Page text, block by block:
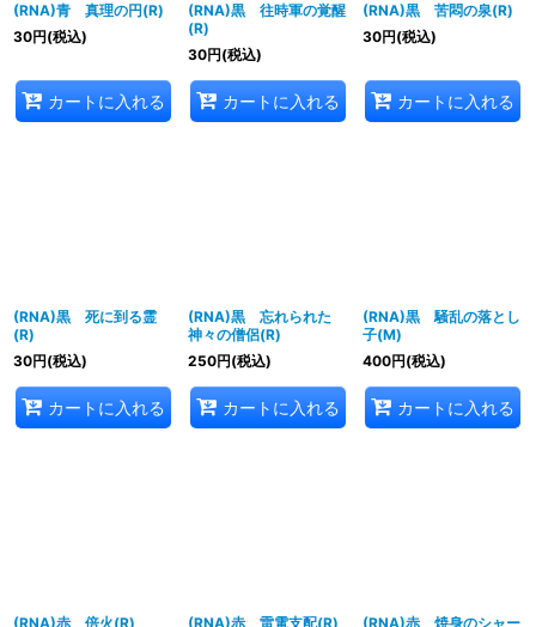
(RNA)青 真理の円(R)
30円(税込)
カートに入れる
(RNA)黒 往時軍の覚醒
(R)
30円(税込)
カートに入れる
(RNA)黒 苦悶の泉(R)
30円(税込)
カートに入れる
(RNA)黒 死に到る霊
(R)
30円(税込)
カートに入れる
(RNA)黒 忘れられた
神々の僧侶(R)
250円(税込)
カートに入れる
(RNA)黒 騒乱の落とし
子(M)
400円(税込)
カートに入れる
(RNA)赤 倍火(R)
(RNA)赤 雷電支配(R)
(RNA)赤 焼身のシャー